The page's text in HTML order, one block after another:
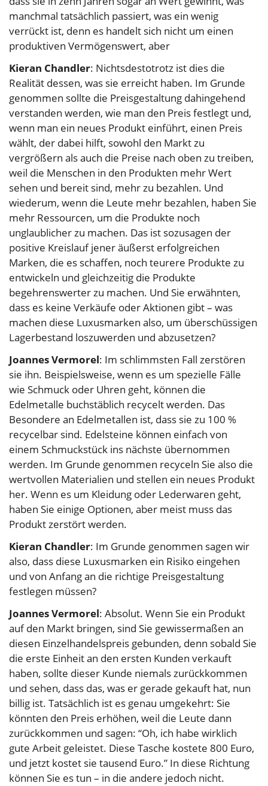
manchmal tatsächlich passiert, was ein wenig
verrückt ist, denn es handelt sich nicht um einen
produktiven Vermögenswert, aber
Kieran Chandler: Nichtsdestotrotz ist dies die
Realität dessen, was sie erreicht haben. Im Grunde
genommen sollte die Preisgestaltung dahingehend
verstanden werden, wie man den Preis festlegt und,
wenn man ein neues Produkt einführt, einen Preis
wählt, der dabei hilft, sowohl den Markt zu
vergrößern als auch die Preise nach oben zu treiben,
weil die Menschen in den Produkten mehr Wert
sehen und bereit sind, mehr zu bezahlen. Und
wiederum, wenn die Leute mehr bezahlen, haben Sie
mehr Ressourcen, um die Produkte noch
unglaublicher zu machen. Das ist sozusagen der
positive Kreislauf jener äußerst erfolgreichen
Marken, die es schaffen, noch teurere Produkte zu
entwickeln und gleichzeitig die Produkte
begehrenswerter zu machen. Und Sie erwähnten,
dass es keine Verkäufe oder Aktionen gibt – was
machen diese Luxusmarken also, um überschüssigen
Lagerbestand loszuwerden und abzusetzen?
Joannes Vermorel: Im schlimmsten Fall zerstören
sie ihn. Beispielsweise, wenn es um spezielle Fälle
wie Schmuck oder Uhren geht, können die
Edelmetalle buchstäblich recycelt werden. Das
Besondere an Edelmetallen ist, dass sie zu 100 %
recycelbar sind. Edelsteine können einfach von
einem Schmuckstück ins nächste übernommen
werden. Im Grunde genommen recyceln Sie also die
wertvollen Materialien und stellen ein neues Produkt
her. Wenn es um Kleidung oder Lederwaren geht,
haben Sie einige Optionen, aber meist muss das
Produkt zerstört werden.
Kieran Chandler: Im Grunde genommen sagen wir
also, dass diese Luxusmarken ein Risiko eingehen
und von Anfang an die richtige Preisgestaltung
festlegen müssen?
Joannes Vermorel: Absolut. Wenn Sie ein Produkt
auf den Markt bringen, sind Sie gewissermaßen an
diesen Einzelhandelspreis gebunden, denn sobald Sie
die erste Einheit an den ersten Kunden verkauft
haben, sollte dieser Kunde niemals zurückkommen
und sehen, dass das, was er gerade gekauft hat, nun
billig ist. Tatsächlich ist es genau umgekehrt: Sie
könnten den Preis erhöhen, weil die Leute dann
zurückkommen und sagen: “Oh, ich habe wirklich
gute Arbeit geleistet. Diese Tasche kostete 800 Euro,
und jetzt kostet sie tausend Euro.” In diese Richtung
können Sie es tun – in die andere jedoch nicht.